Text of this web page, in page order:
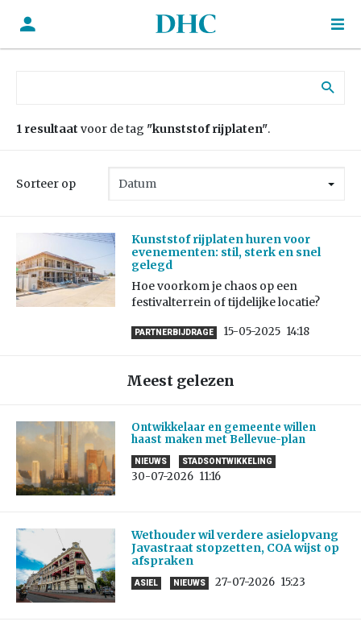
1 resultaat voor de tag "kunststof rijplaten".
Sorteer op
Kunststof rijplaten huren voor
evenementen: stil, sterk en snel
gelegd
Hoe voorkom je chaos op een
festivalterrein of tijdelijke locatie?
PARTNERBIJDRAGE 15-05-2025 14:18
Meest gelezen
Ontwikkelaar en gemeente willen
haast maken met Bellevue-plan
NIEUWS STADSONTWIKKELING
30-07-2026 11:16
Wethouder wil verdere asielopvang
Javastraat stopzetten, COA wijst op
afspraken
ASIEL NIEUWS 27-07-2026 15:23